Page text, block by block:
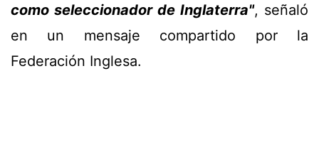
como seleccionador de Inglaterra", señaló
en un mensaje compartido por la
Federación Inglesa.